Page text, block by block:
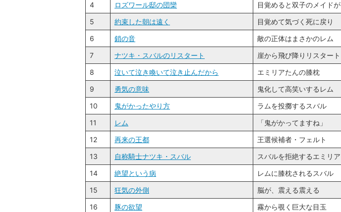
4
ロズワール邸の団欒
目覚めると双子のメイドが
5
約束した朝は遠く
目覚めて気づく死に戻り
6
鎖の音
敵の正体はまさかのレム
7
ナツキ・スバルのリスタート
崖から飛び降りリスタート
8
泣いて泣き喚いて泣き止んだから
エミリアたんの膝枕
9
勇気の意味
鬼化して高笑いするレム
10
鬼がかったやり方
ラムを投擲するスバル
11
レム
「鬼がかってますね」
12
再来の王都
王選候補者・フェルト
13
自称騎士ナツキ・スバル
スバルを拒絶するエミリア
14
絶望という病
レムに膝枕されるスバル
15
狂気の外側
脳が、震える震える
16
豚の欲望
霧から覗く巨大な目玉